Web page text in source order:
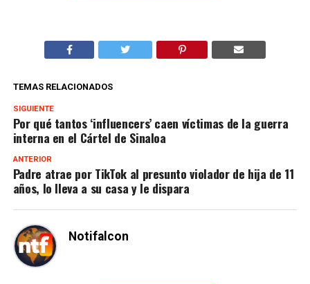
TEMAS RELACIONADOS
SIGUIENTE
Por qué tantos ‘influencers’ caen víctimas de la guerra
interna en el Cártel de Sinaloa
ANTERIOR
Padre atrae por TikTok al presunto violador de hija de 11
años, lo lleva a su casa y le dispara
Notifalcon